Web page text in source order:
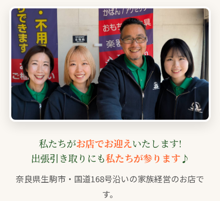
私たちがお店でお迎えいたします!
出張引き取りにも私たちが参ります♪
奈良県生駒市・国道168号沿いの家族経営のお店で
す。